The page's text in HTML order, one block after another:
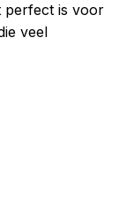
perfect is voor
veel